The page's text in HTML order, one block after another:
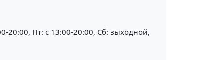
20:00, Пт: c 13:00-20:00, Сб: выходной,